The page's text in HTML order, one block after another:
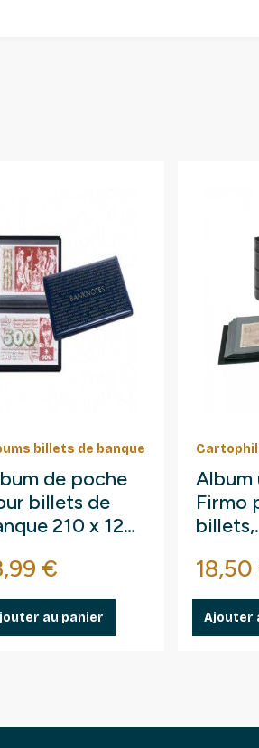
billets de banque
de poche
billets de
210 x 125
€
au panier
Album
Firmo
billets,
cartes,
Prix
Ajouter